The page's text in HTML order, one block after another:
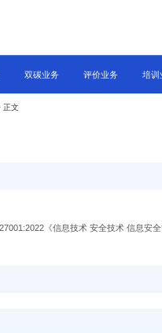
双碳业务 评价业务 培训
正文
《信息技术 安全技术 信息安全